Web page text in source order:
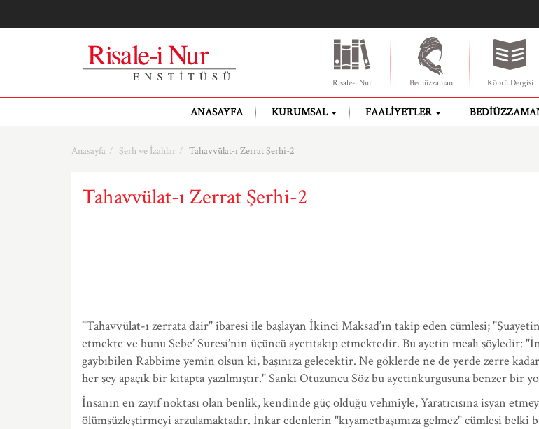
Risale-i Nur Bediüzzaman Köprü Dergisi
ANASAYFA KURUMSAL FAALIYETLER
Anasayfa Şerh ve İzahlar Tahavvülat-ı Zerrat Şerhi-2
Tahavvülat-ı Zerrat Şerhi-2
"Tahavvülat-ı zerrata dair" ibaresi ile başlayan İkinci Maksad’ın takip eden cümlesi;
etmekte ve bunu Sebe’ Suresi’nin üçüncü ayetitakip etmektedir. Bu ayetin meali şöyledir:
gaybıbilen Rabbime yemin olsun ki, başınıza gelecektir. Ne göklerde ne de yerde zerre
her şey apaçık bir kitapta yazılmıştır." Sanki Otuzuncu Söz bu ayetinkurgusuna benzer bir
İnsanın en zayıf noktası olan benlik, kendinde güç olduğu vehmiyle, Yaratıcısına isyan
ölümsüzleştirmeyi arzulamaktadır. İnkar edenlerin "kıyametbaşımıza gelmez" cümlesi